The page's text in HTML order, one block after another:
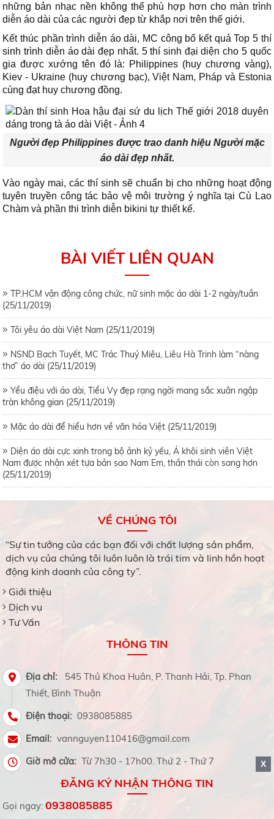
những bản nhạc nền không thể phù hợp hơn cho màn trình
diễn áo dài của các người đẹp từ khắp nơi trên thế giới.
Kết thúc phần trình diễn áo dài, MC công bố kết quả Top 5 thí
sinh trình diễn áo dài đẹp nhất. 5 thí sinh đại diện cho 5 quốc
gia được xướng tên đó là: Philippines (huy chương vàng),
Kiev - Ukraine (huy chương bạc), Việt Nam, Pháp và Estonia
cùng đạt huy chương đồng.
Người đẹp Philippines được trao danh hiệu Người mặc
áo dài đẹp nhất.
Vào ngày mai, các thí sinh sẽ chuẩn bị cho những hoạt động
tuyên truyền công tác bảo vệ môi trường ý nghĩa tại Cù Lao
Chàm và phần thi trình diễn bikini tự thiết kế.
BÀI VIẾT LIÊN QUAN
TP.HCM vận động công chức, nữ sinh mặc áo dài 1-2 ngày/tuần
(25/11/2019)
Tôi yêu áo dài Việt Nam (25/11/2019)
NSND Bạch Tuyết, MC Trác Thuý Miêu, Liêu Hà Trinh làm “nàng
thơ” áo dài (25/11/2019)
Yểu điệu với áo dài, Tiểu Vy đẹp rạng ngời mang sắc xuân ngập
tràn không gian (25/11/2019)
Mặc áo dài để hiểu hơn về văn hóa Việt (25/11/2019)
Diện áo dài cực xinh trong bộ ảnh kỷ yếu, Á khôi sinh viên Việt
Nam được nhận xét tựa bản sao Nam Em, thần thái còn sang hơn
(25/11/2019)
VỀ CHÚNG TÔI
“Sự tin tưởng của các bạn đối với chất lượng sản phẩm,
dịch vụ của chúng tôi luôn luôn là trái tim và linh hồn hoạt
động kinh doanh của công ty”.
Giới thiệu
Dịch vụ
Tư Vấn
THÔNG TIN
Địa chỉ:
545 Thủ Khoa Huân, P. Thanh Hải, Tp. Phan
Thiết, Bình Thuận
Điện thoại: 0938085885
Email: vannguyen110416@gmail.com
Giờ mở cửa: Từ 7h30 - 17h00. Thứ 2 - Thứ 7
ĐĂNG KÝ NHẬN THÔNG TIN
Gọi ngay:0938085885
X